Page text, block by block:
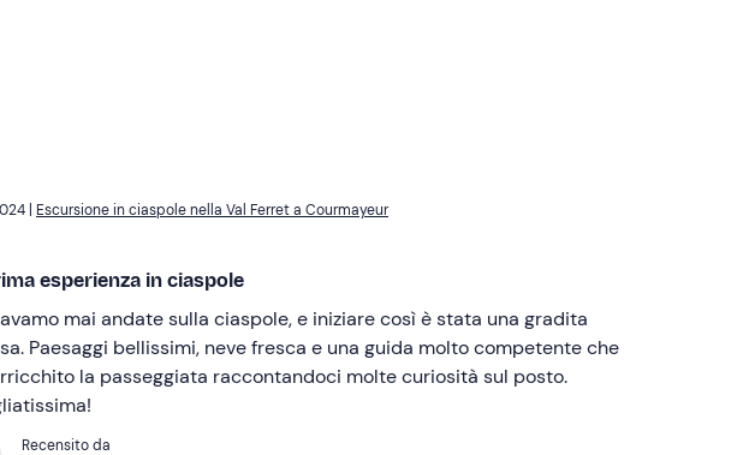
Escursione in ciaspole nella Val Ferret a Courmayeur
esperienza in ciaspole
mai andate sulla ciaspole, e iniziare così è stata una gradita
Paesaggi bellissimi, neve fresca e una guida molto competente che
la passeggiata raccontandoci molte curiosità sul posto.
Recensito da